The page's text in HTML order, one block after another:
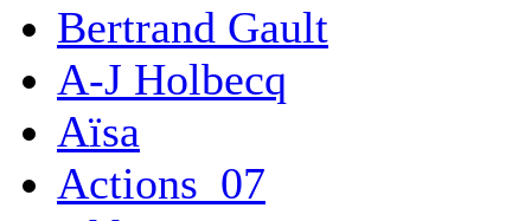
Bertrand Gault
A-J Holbecq
Aïsa
Actions_07